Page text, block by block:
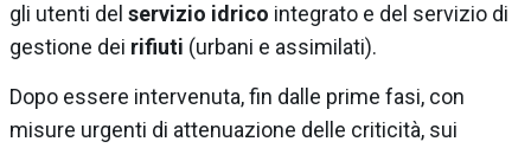
gli utenti del servizio idrico integrato e del servizio di
gestione dei rifiuti (urbani e assimilati).
Dopo essere intervenuta, fin dalle prime fasi, con
misure urgenti di attenuazione delle criticità, sui